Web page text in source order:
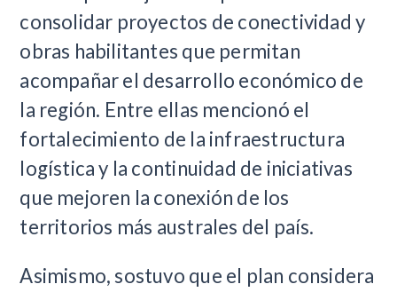
consolidar proyectos de conectividad y
obras habilitantes que permitan
acompañar el desarrollo económico de
la región. Entre ellas mencionó el
fortalecimiento de la infraestructura
logística y la continuidad de iniciativas
que mejoren la conexión de los
territorios más australes del país.
Asimismo, sostuvo que el plan considera